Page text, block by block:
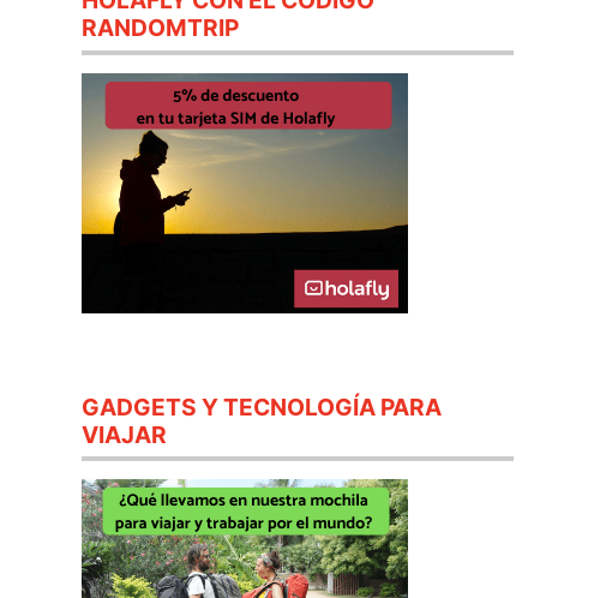
RANDOMTRIP
GADGETS Y TECNOLOGÍA PARA
VIAJAR